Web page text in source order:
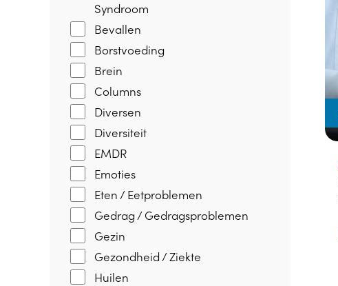
Syndroom
Bevallen
Borstvoeding
Brein
Columns
Diversen
Diversiteit
EMDR
Emoties
Eten / Eetproblemen
Gedrag / Gedragsproblemen
Gezin
Gezondheid / Ziekte
Huilen